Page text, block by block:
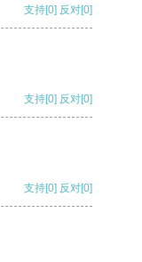
支持[0] 反对[0]
支持[0] 反对[0]
支持[0] 反对[0]